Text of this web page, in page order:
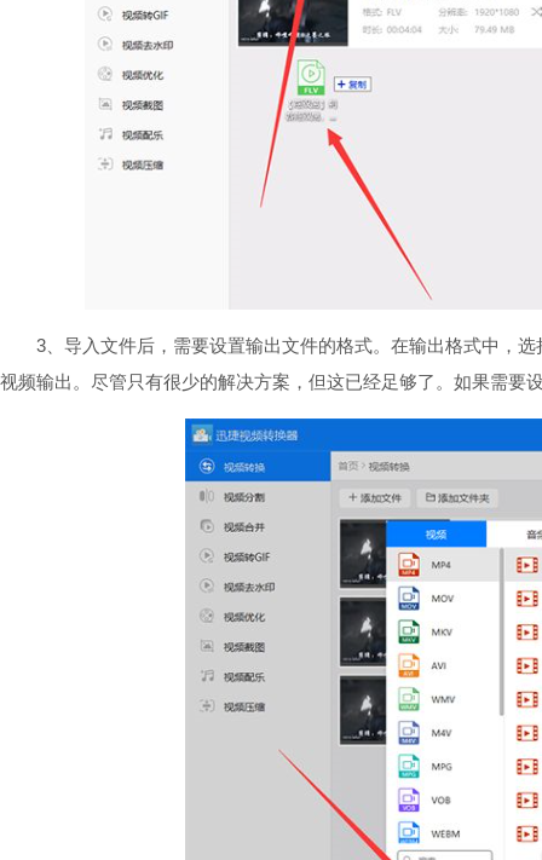
3、导入文件后，需要设置输出文件的格式。在输出格式中，选
视频输出。尽管只有很少的解决方案，但这已经足够了。如果需要